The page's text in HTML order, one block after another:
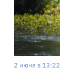
2 июня в 13:22